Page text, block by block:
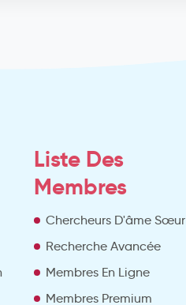
Liste Des
Membres
Chercheurs D'âme Sœur
Recherche Avancée
Membres En Ligne
Membres Premium